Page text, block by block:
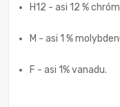
H12 - asi 12 %
M - asi 1 %
F - asi 1% vanadu.